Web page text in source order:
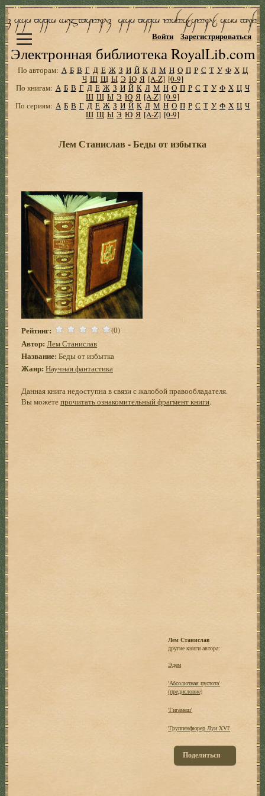
Электронная библиотека RoyalLib.com
Войти Зарегистрироваться
По авторам: А Б В Г Д Е Ж З И Й К Л М Н О П Р С Т У Ф Х Ц
Ч Ш Щ Ы Э Ю Я [A-Z] [0-9]
По книгам: А Б В Г Д Е Ж З И Й К Л М Н О П Р С Т У Ф Х Ц Ч
Ш Щ Ы Э Ю Я [A-Z] [0-9]
По сериям: А Б В Г Д Е Ж З И Й К Л М Н О П Р С Т У Ф Х Ц Ч
Ш Щ Ы Э Ю Я [A-Z] [0-9]
Лем Станислав - Беды от избытка
Рейтинг: (0)
Автор: Лем Станислав
Название: Беды от избытка
Жанр: Научная фантастика
Данная книга недоступна в связи с жалобой правообладателя.
Вы можетепрочитать ознакомительный фрагмент книги.
Лем Станислав
другие книги автора:
Эдем
'Абсолютная пустота'
(предисловие)
'Гигамеш'
'Группенфюрер Луи XVI'
Поделиться